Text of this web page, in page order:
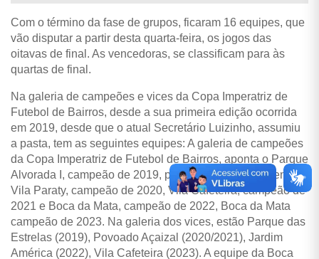
Com o término da fase de grupos, ficaram 16 equipes, que
vão disputar a partir desta quarta-feira, os jogos das
oitavas de final. As vencedoras, se classificam para às
quartas de final.
Na galeria de campeões e vices da Copa Imperatriz de
Futebol de Bairros, desde a sua primeira edição ocorrida
em 2019, desde que o atual Secretário Luizinho, assumiu
a pasta, tem as seguintes equipes: A galeria de campeões
da Copa Imperatriz de Futebol de Bairros, aponta o Parque
Alvorada I, campeão de 2019, primeira edição do evento,
Vila Paraty, campeão de 2020, Vila Cafeteira, campeão de
2021 e Boca da Mata, campeão de 2022, Boca da Mata
campeão de 2023. Na galeria dos vices, estão Parque das
Estrelas (2019), Povoado Açaizal (2020/2021), Jardim
América (2022), Vila Cafeteira (2023). A equipe da Boca